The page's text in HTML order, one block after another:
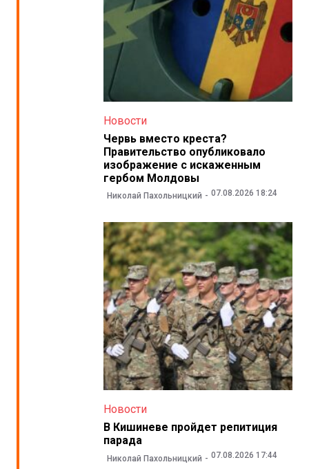
Новости
Червь вместо креста?
Правительство опубликовало
изображение с искаженным
гербом Молдовы
Николай Пахольницкий 07.08.2026 18:24
Новости
В Кишиневе пройдет репитиция
парада
Николай Пахольницкий 07.08.2026 17:44